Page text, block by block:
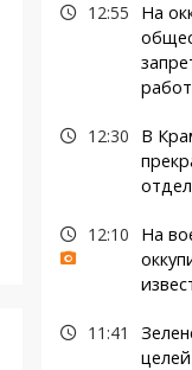
12:55
На
12:30
В
12:10
На
11:41